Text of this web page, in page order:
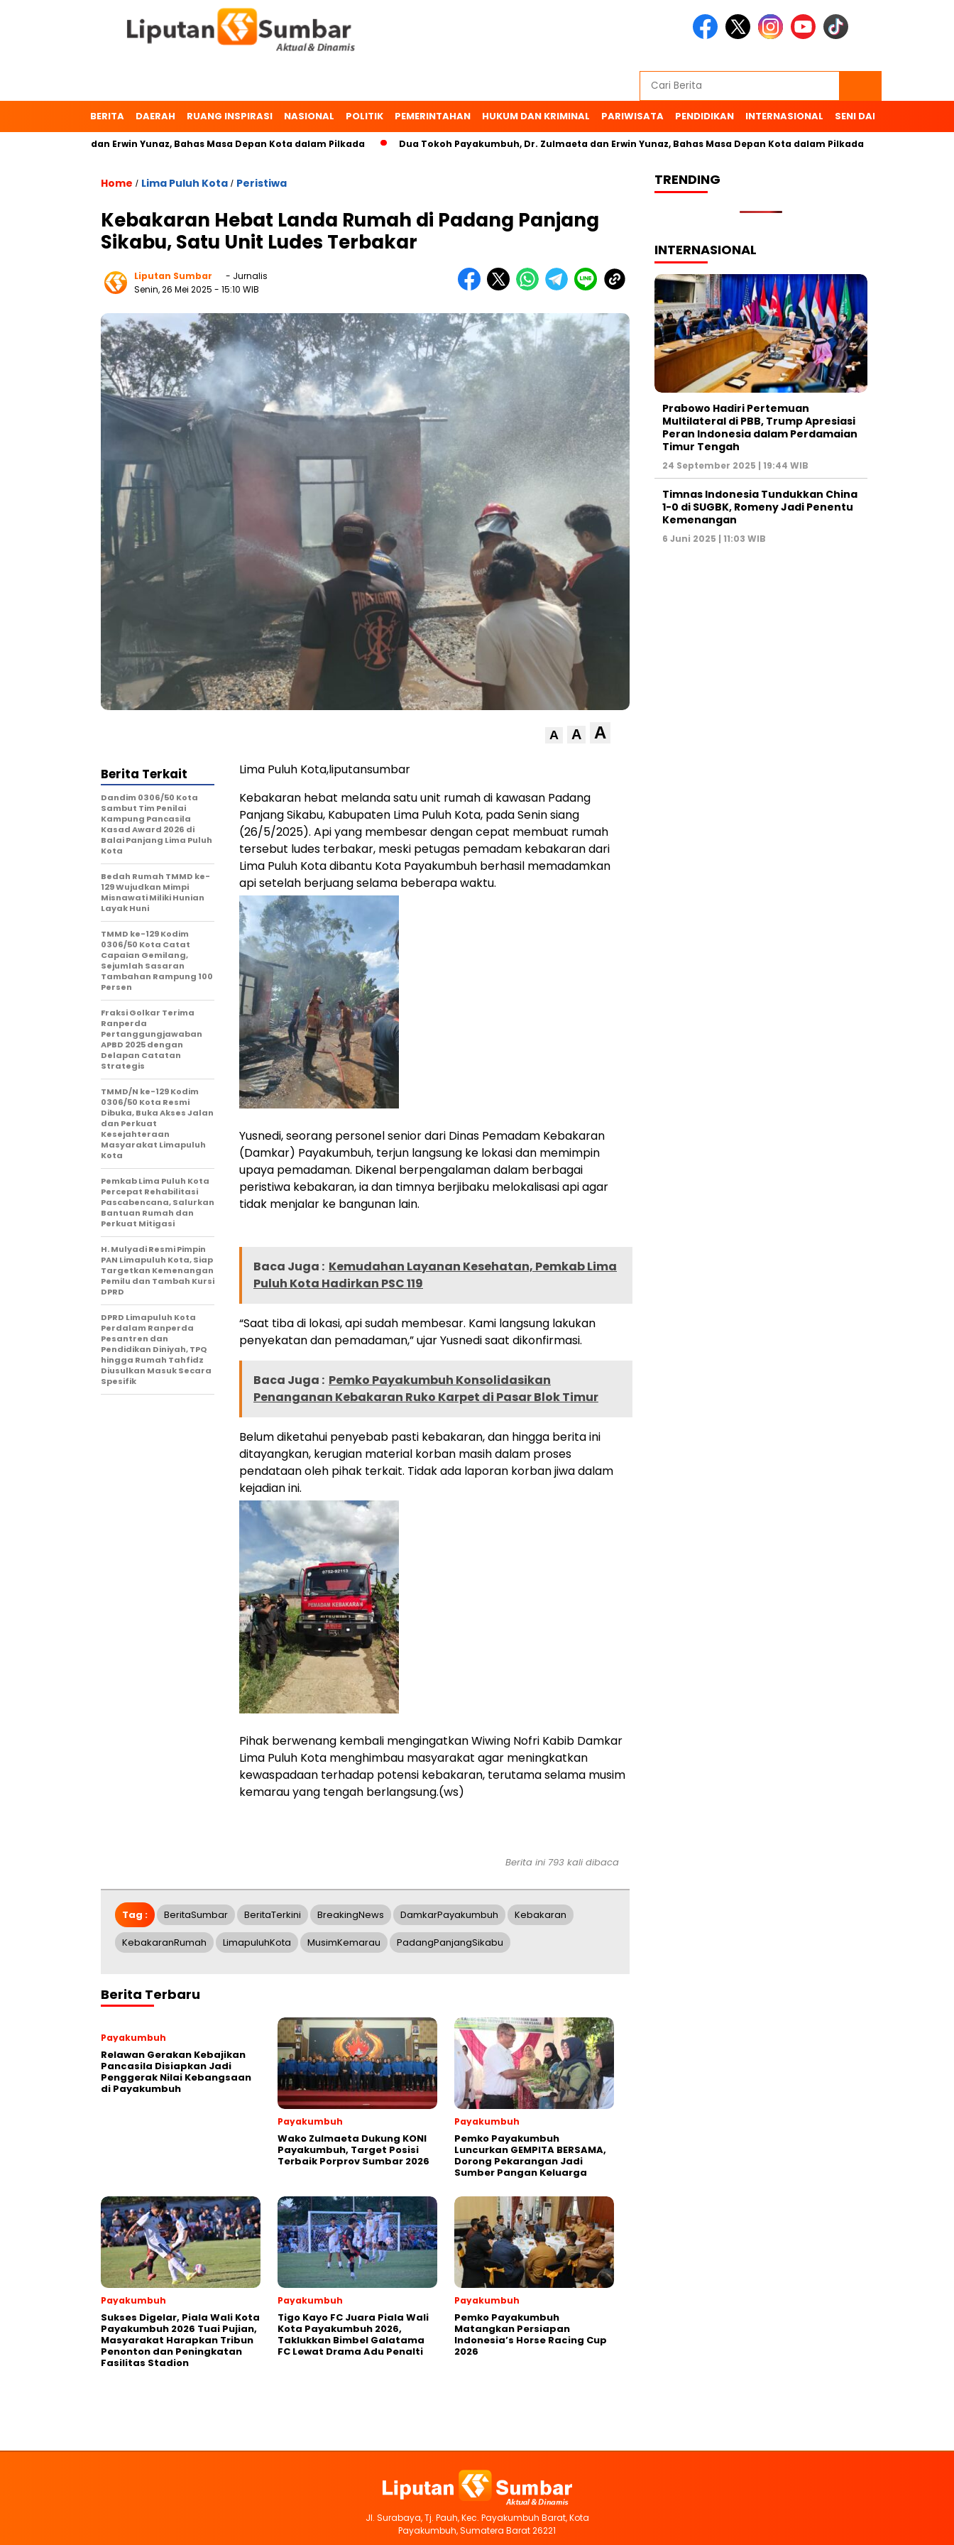
BERITA DAERAH RUANG INSPIRASI NASIONAL POLITIK PEMERINTAHAN HUKUM DAN KRIMINAL PARIWISATA PENDIDIKAN INTERNASIONAL SENI DAN BUDAYA
dan Erwin Yunaz, Bahas Masa Depan Kota dalam Pilkada Dua Tokoh Payakumbuh, Dr. Zulmaeta dan Erwin Yunaz, Bahas Masa Depan Kota dalam Pilkada
Home / Lima Puluh Kota / Peristiwa
Kebakaran Hebat Landa Rumah di Padang Panjang
Sikabu, Satu Unit Ludes Terbakar
Liputan Sumbar
- Jurnalis
Senin, 26 Mei 2025 - 15:10 WIB
A A A
Lima Puluh Kota,liputansumbar
Kebakaran hebat melanda satu unit rumah di kawasan Padang
Panjang Sikabu, Kabupaten Lima Puluh Kota, pada Senin siang
(26/5/2025). Api yang membesar dengan cepat membuat rumah
tersebut ludes terbakar, meski petugas pemadam kebakaran dari
Lima Puluh Kota dibantu Kota Payakumbuh berhasil memadamkan
api setelah berjuang selama beberapa waktu.
Yusnedi, seorang personel senior dari Dinas Pemadam Kebakaran
(Damkar) Payakumbuh, terjun langsung ke lokasi dan memimpin
upaya pemadaman. Dikenal berpengalaman dalam berbagai
peristiwa kebakaran, ia dan timnya berjibaku melokalisasi api agar
tidak menjalar ke bangunan lain.
Baca Juga : Kemudahan Layanan Kesehatan, Pemkab Lima
Puluh Kota Hadirkan PSC 119
“Saat tiba di lokasi, api sudah membesar. Kami langsung lakukan
penyekatan dan pemadaman,” ujar Yusnedi saat dikonfirmasi.
Baca Juga : Pemko Payakumbuh Konsolidasikan
Penanganan Kebakaran Ruko Karpet di Pasar Blok Timur
Belum diketahui penyebab pasti kebakaran, dan hingga berita ini
ditayangkan, kerugian material korban masih dalam proses
pendataan oleh pihak terkait. Tidak ada laporan korban jiwa dalam
kejadian ini.
Pihak berwenang kembali mengingatkan Wiwing Nofri Kabib Damkar
Lima Puluh Kota menghimbau masyarakat agar meningkatkan
kewaspadaan terhadap potensi kebakaran, terutama selama musim
kemarau yang tengah berlangsung.(ws)
Berita Terkait
Dandim 0306/50 Kota
Sambut Tim Penilai
Kampung Pancasila
Kasad Award 2026 di
Balai Panjang Lima Puluh
Kota
Bedah Rumah TMMD ke-
129 Wujudkan Mimpi
Misnawati Miliki Hunian
Layak Huni
TMMD ke-129 Kodim
0306/50 Kota Catat
Capaian Gemilang,
Sejumlah Sasaran
Tambahan Rampung 100
Persen
Fraksi Golkar Terima
Ranperda
Pertanggungjawaban
APBD 2025 dengan
Delapan Catatan
Strategis
TMMD/N ke-129 Kodim
0306/50 Kota Resmi
Dibuka, Buka Akses Jalan
dan Perkuat
Kesejahteraan
Masyarakat Limapuluh
Kota
Pemkab Lima Puluh Kota
Percepat Rehabilitasi
Pascabencana, Salurkan
Bantuan Rumah dan
Perkuat Mitigasi
H. Mulyadi Resmi Pimpin
PAN Limapuluh Kota, Siap
Targetkan Kemenangan
Pemilu dan Tambah Kursi
DPRD
DPRD Limapuluh Kota
Perdalam Ranperda
Pesantren dan
Pendidikan Diniyah, TPQ
hingga Rumah Tahfidz
Diusulkan Masuk Secara
Spesifik
Berita ini 793 kali dibaca
Tag : BeritaSumbar BeritaTerkini BreakingNews DamkarPayakumbuh Kebakaran
KebakaranRumah LimapuluhKota MusimKemarau PadangPanjangSikabu
Berita Terbaru
Payakumbuh
Relawan Gerakan Kebajikan
Pancasila Disiapkan Jadi
Penggerak Nilai Kebangsaan
di Payakumbuh
Payakumbuh
Wako Zulmaeta Dukung KONI
Payakumbuh, Target Posisi
Terbaik Porprov Sumbar 2026
Payakumbuh
Pemko Payakumbuh
Luncurkan GEMPITA BERSAMA,
Dorong Pekarangan Jadi
Sumber Pangan Keluarga
Payakumbuh
Sukses Digelar, Piala Wali Kota
Payakumbuh 2026 Tuai Pujian,
Masyarakat Harapkan Tribun
Penonton dan Peningkatan
Fasilitas Stadion
Payakumbuh
Tigo Kayo FC Juara Piala Wali
Kota Payakumbuh 2026,
Taklukkan Bimbel Galatama
FC Lewat Drama Adu Penalti
Payakumbuh
Pemko Payakumbuh
Matangkan Persiapan
Indonesia’s Horse Racing Cup
2026
TRENDING
INTERNASIONAL
Prabowo Hadiri Pertemuan
Multilateral di PBB, Trump Apresiasi
Peran Indonesia dalam Perdamaian
Timur Tengah
24 September 2025 | 19:44 WIB
Timnas Indonesia Tundukkan China
1-0 di SUGBK, Romeny Jadi Penentu
Kemenangan
6 Juni 2025 | 11:03 WIB
Jl. Surabaya, Tj. Pauh, Kec. Payakumbuh Barat, Kota
Payakumbuh, Sumatera Barat 26221